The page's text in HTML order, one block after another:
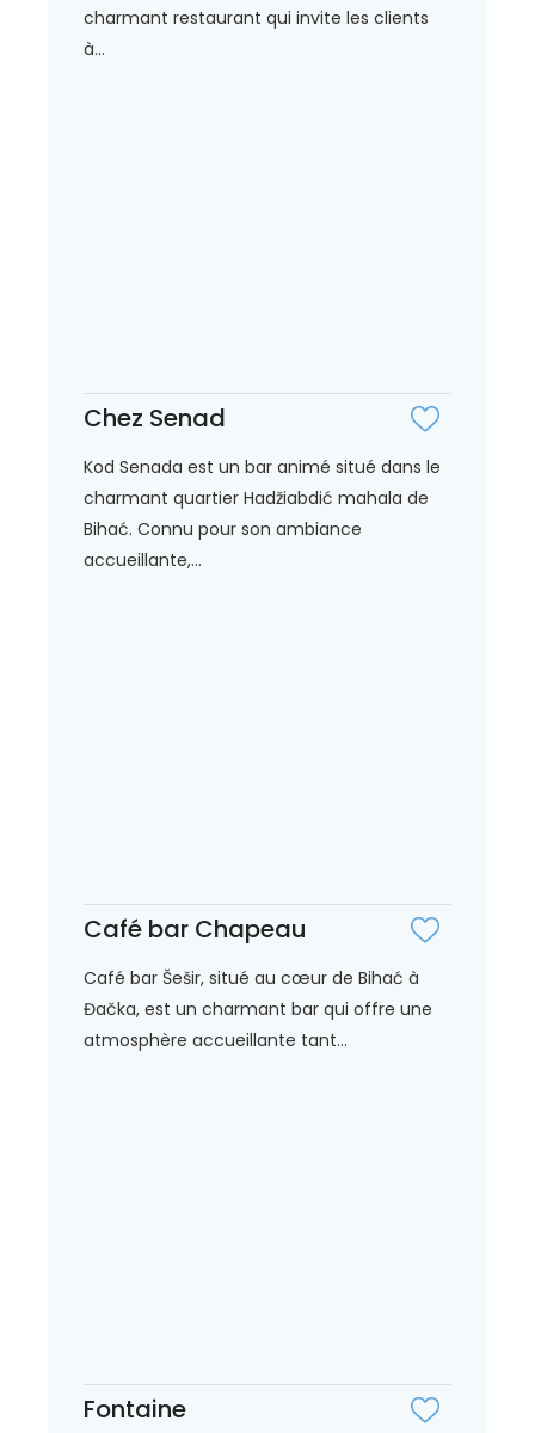
charmant restaurant qui invite les clients
à...
Chez Senad
Kod Senada est un bar animé situé dans le
charmant quartier Hadžiabdić mahala de
Bihać. Connu pour son ambiance
accueillante,...
Café bar Chapeau
Café bar Šešir, situé au cœur de Bihać à
Đačka, est un charmant bar qui offre une
atmosphère accueillante tant...
Fontaine